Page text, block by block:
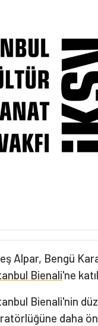
Alpar, Bengü
Bienali'ne
Bienali'nin
daha